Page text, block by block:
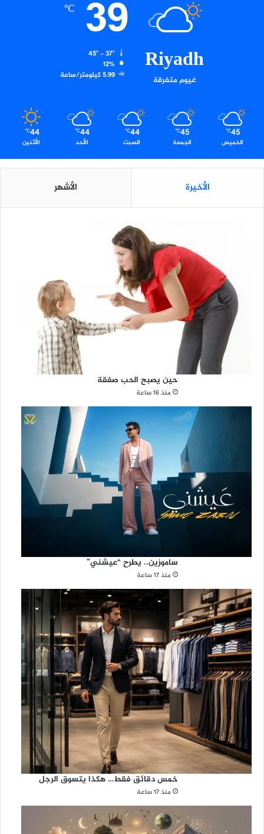
Riyadh
غيوم متفرقة
39
℃
12%
5.99 كيلومتر/ساعة
45
℃
الخميس
45
℃
الجمعة
44
℃
السبت
44
℃
الأحد
44
℃
الأثنين
الأخيرة الأشهر
حين يصبح الحب صفقة
منذ 16 ساعة
ساموزين.. يطرح “عيشني”
منذ 17 ساعة
خمس دقائق فقط… هكذا يتسوق الرجل
منذ 17 ساعة